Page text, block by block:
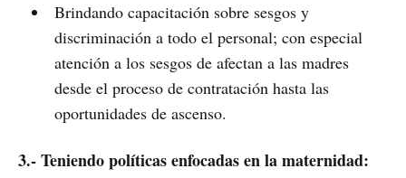
Brindando capacitación sobre sesgos y
discriminación a todo el personal; con especial
atención a los sesgos de afectan a las madres
desde el proceso de contratación hasta las
oportunidades de ascenso.
3.- Teniendo políticas enfocadas en la maternidad: